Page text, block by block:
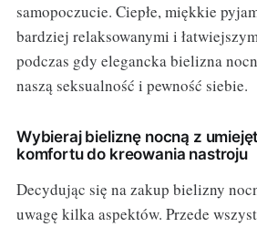
samopoczucie. Ciepłe, miękkie
bardziej relaksowanymi i
podczas gdy elegancka bielizna
naszą seksualność i pewność siebie.
Wybieraj bieliznę nocną z
komfortu do kreowania nastroju
Decydując się na zakup bielizny
uwagę kilka aspektów. Przede